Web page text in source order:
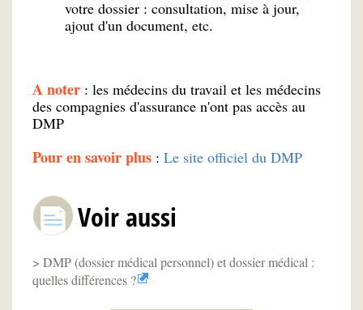
votre dossier : consultation, mise à jour,
ajout d'un document, etc.
A noter : les médecins du travail et les médecins
des compagnies d'assurance n'ont pas accès au
DMP
Pour en savoir plus : Le site officiel du DMP
Voir aussi
DMP (dossier médical personnel) et dossier médical :
quelles différences ?